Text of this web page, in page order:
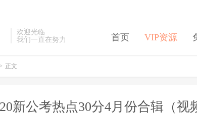
欢迎光临
我们一直在努力
首页 VIP资源
> 正文
新公考热点30分4月份合辑（视